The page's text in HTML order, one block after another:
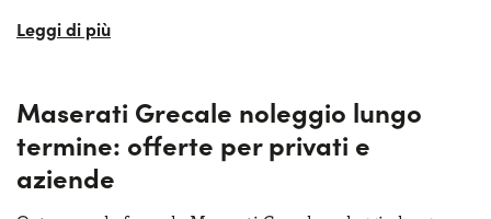
Le versioni GT e Modena sono equipaggiate con un
consentono un'accelerazione da 0 a 100 km/h in 5,6 e 5,3
secondi, con una velocità massima di 240 km/h. Per
quanto riguarda i consumi, il modello GT si attesta sugli
8,8-9,2 litri /100km, con la
Maserati Grecale noleggio lungo
termine: offerte per privati e
aziende